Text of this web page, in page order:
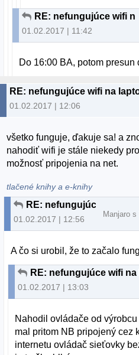
01.02.2017 | 11:42
Do 16:00 BA, potom
01.02.2017 | 12:06
všetko funguje, ďakuje sa! a
nahodiť wifi je stále niekedy
možnosť pripojenia na net.
tlačené knihy a e-knihy
01.02.2017 | 12:56
Manjaro
A čo si urobil, že to začalo
01.02.2017 | 13:03
Nahodil ovládače od
mal pritom NB pripojený cez
internetu ovládač sieťovky